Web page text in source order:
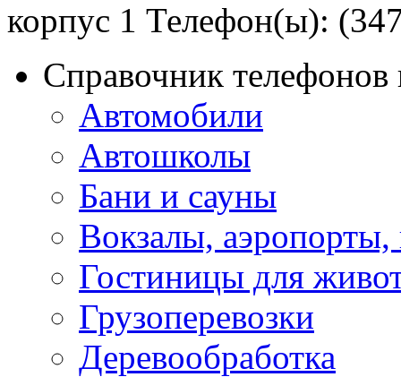
корпус 1 Телефон(ы):
Справочник
Автомобили
Автошколы
Бани и сауны
Вокзалы,
Гостиницы для
Грузоперевозки
Деревообработка